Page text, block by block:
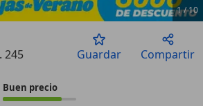
1/10
245
Guardar Compartir
Buen precio